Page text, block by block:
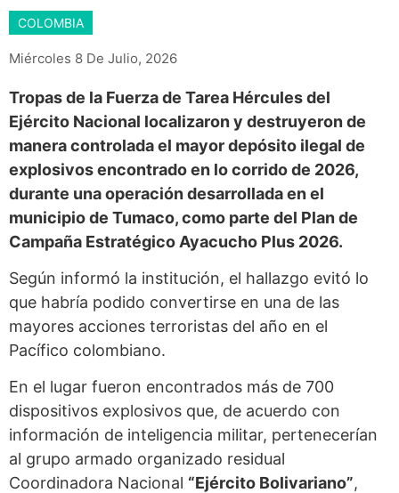
COLOMBIA
Miércoles 8 De Julio, 2026
Tropas de la Fuerza de Tarea Hércules del
Ejército Nacional localizaron y destruyeron de
manera controlada el mayor depósito ilegal de
explosivos encontrado en lo corrido de 2026,
durante una operación desarrollada en el
municipio de Tumaco, como parte del Plan de
Campaña Estratégico Ayacucho Plus 2026.
Según informó la institución, el hallazgo evitó lo
que habría podido convertirse en una de las
mayores acciones terroristas del año en el
Pacífico colombiano.
En el lugar fueron encontrados más de 700
dispositivos explosivos que, de acuerdo con
información de inteligencia militar, pertenecerían
al grupo armado organizado residual
Coordinadora Nacional “Ejército Bolivariano”,